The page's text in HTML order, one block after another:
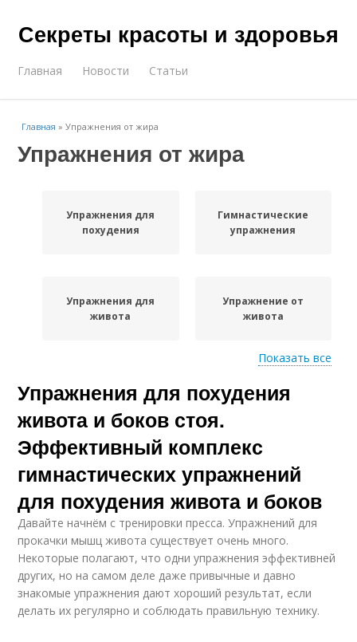
Секреты красоты и здоровья
Главная Новости Статьи
Главная »Упражнения от жира
Упражнения от жира
Упражнения для
похудения
Гимнастические
упражнения
Упражнения для
живота
Упражнение от
живота
Упражнение на
нижний пресс
Упражнения на пресс
Упражнения для
Простые упражнения
Эффективные
упражнения
Проблемы с жиром
Показать все
Упражнения для похудения
живота и боков стоя.
Эффективный комплекс
гимнастических упражнений
для похудения живота и боков
Давайте начнём с тренировки пресса. Упражнений для
прокачки мышц живота существует очень много.
Некоторые полагают, что одни упражнения эффективней
других, но на самом деле даже привычные и давно
знакомые упражнения дают хороший результат, если
делать их регулярно и соблюдать правильную технику.